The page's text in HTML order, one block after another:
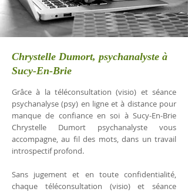
Chrystelle Dumort, psychanalyste à
Sucy-En-Brie
Grâce à la téléconsultation (visio) et séance
psychanalyse (psy) en ligne et à distance pour
manque de confiance en soi à Sucy-En-Brie
Chrystelle Dumort psychanalyste vous
accompagne, au fil des mots, dans un travail
introspectif profond.
Sans jugement et en toute confidentialité,
chaque téléconsultation (visio) et séance